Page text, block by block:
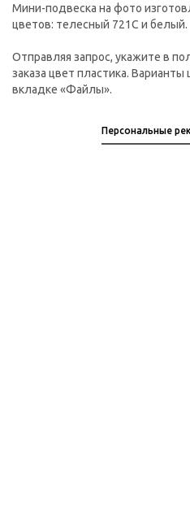
Мини-подвеска на фото
цветов: телесный 721С и белый.
Отправляя запрос, укажите в
заказа цвет пластика.
вкладке «Файлы».
Персональные